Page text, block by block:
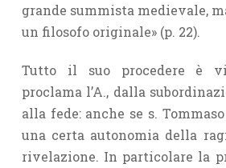
grande summista medievale,
un filosofo originale» (p. 22).
Tutto il suo procedere è
proclama l’A., dalla
alla fede: anche se s.
una certa autonomia della
rivelazione. In particolare la